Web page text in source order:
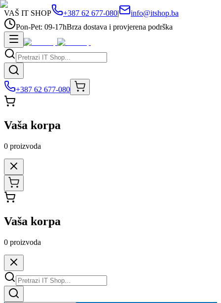
VAŠ IT SHOP +387 62 677-080|
info@itshop.ba
Pon-Pet: 09-17hBrza dostava i provjerena podrška
+387 62 677-080
Vaša korpa
0 proizvoda
Vaša korpa
0 proizvoda